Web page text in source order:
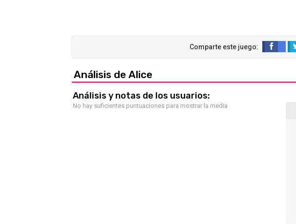
Análisis de Alice
Análisis y notas de los usuarios:
No hay suficientes puntuaciones para mostrar la media